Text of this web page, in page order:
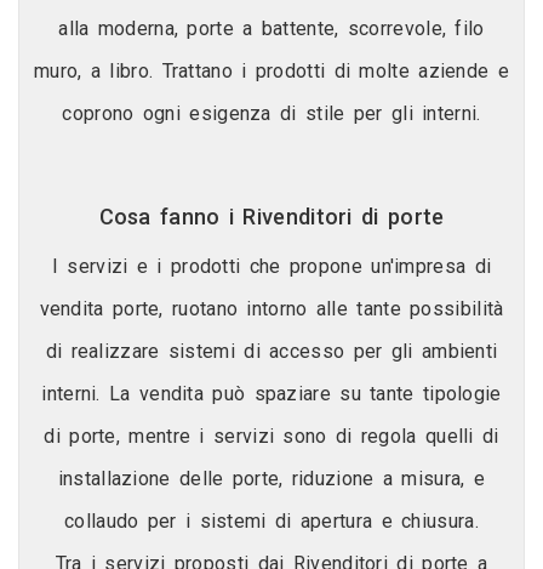
alla moderna, porte a battente, scorrevole, filo
muro, a libro. Trattano i prodotti di molte aziende e
coprono ogni esigenza di stile per gli interni.
Cosa fanno i Rivenditori di porte
I servizi e i prodotti che propone un'impresa di
vendita porte, ruotano intorno alle tante possibilità
di realizzare sistemi di accesso per gli ambienti
interni. La vendita può spaziare su tante tipologie
di porte, mentre i servizi sono di regola quelli di
installazione delle porte, riduzione a misura, e
collaudo per i sistemi di apertura e chiusura.
Tra i servizi proposti dai Rivenditori di porte a